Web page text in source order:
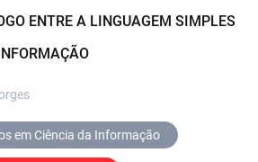
ENTRE A LINGUAGEM SIMPLES
em Ciência da Informação